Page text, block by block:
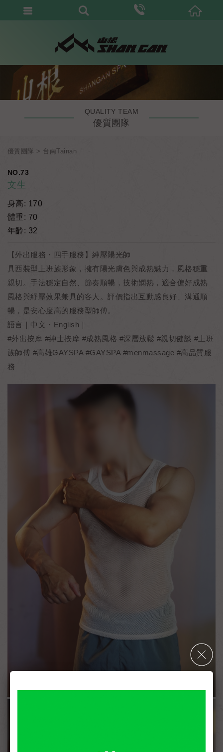
QUALITY TEAM
優質團隊
優質團隊 台南Tainan
NO.73
文生
身高: 170
體重: 70
年齡: 32
【外出服務・四手服務】紳壓陽光師
具西裝型上班族形象，擁有陽光膚色與成熟魅力，風格穩重
親切。手法穩定自然、節奏順暢，技術嫻熟，適合偏好成熟
風格與紓壓效果兼具的客人。評價指出互動感良好、溝通順
暢，是安心度高的服務型師傅。
語言｜中文・English｜
#外出按摩 #紳士按摩 #成熟風格 #深層放鬆 #親切健談 #上班
族師傅 #高雄GAYSPA #GAYSPA #menmassage #高品質服
務